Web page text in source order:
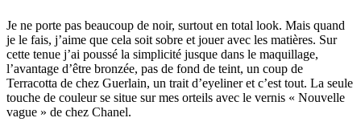
Je ne porte pas beaucoup de noir, surtout en total look. Mais quand
je le fais, j’aime que cela soit sobre et jouer avec les matières. Sur
cette tenue j’ai poussé la simplicité jusque dans le maquillage,
l’avantage d’être bronzée, pas de fond de teint, un coup de
Terracotta de chez Guerlain, un trait d’eyeliner et c’est tout. La seule
touche de couleur se situe sur mes orteils avec le vernis « Nouvelle
vague » de chez Chanel.